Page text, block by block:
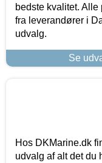
bedste kvalitet.
fra leverandører i
udvalg.
Se
Hos DKMarine.dk
udvalg af alt det du